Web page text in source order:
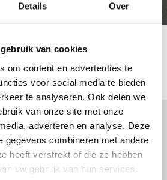
Details Over
van cookies
om content en advertenties te
voor social media te bieden
te analyseren. Ook delen we
van onze site met onze
adverteren en analyse. Deze
gegevens combineren met andere
heeft verstrekt of die ze hebben
uw gebruik van hun services.
lekker!
to my Sponsors